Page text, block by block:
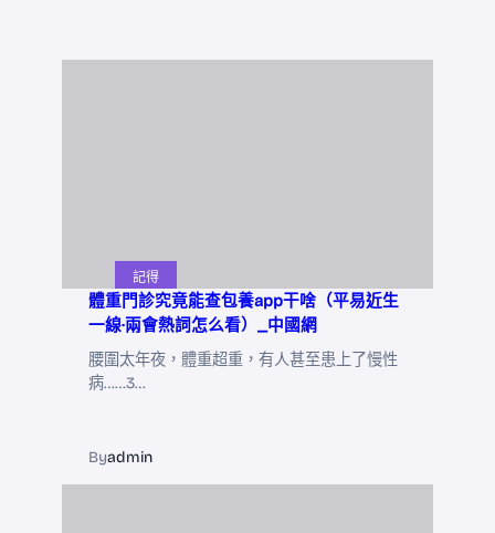
記得
體重門診究竟能查包養app干啥（平易近生
一線·兩會熱詞怎么看）_中國網
腰圍太年夜，體重超重，有人甚至患上了慢性
病……3…
Byadmin